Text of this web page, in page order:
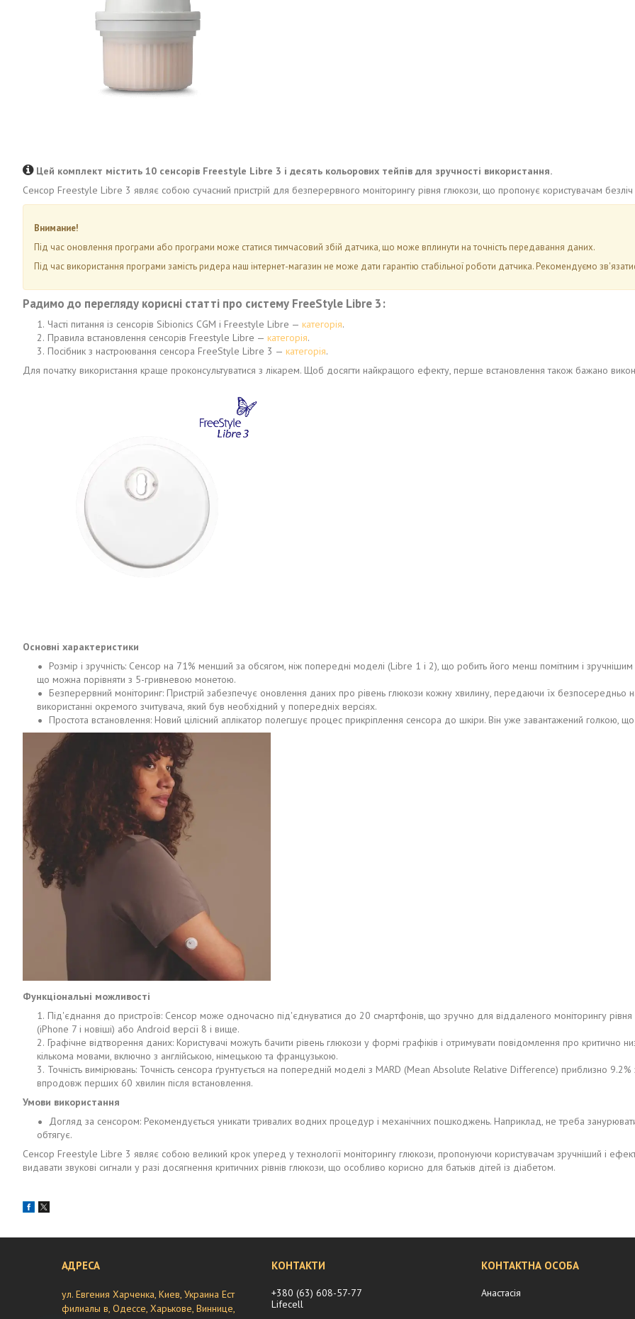
Цей комплект містить 10 сенсорів Freestyle Libre 3 і десять кольорових тейпів для зручності використання.
Сенсор Freestyle Libre 3 являє собою сучасний пристрій для безперервного моніторингу рівня глюкози, що пропонує користувачам
Внимание!
Під час оновлення програми або програми може статися тимчасовий збій датчика, що може вплинути на точність передавання даних.
Під час використання програми замість ридера наш інтернет-магазин не може дати гарантію стабільної роботи датчика. Рекомендуємо
Радимо до перегляду корисні статті про систему FreeStyle Libre 3:
Часті питання із сенсорів Sibionics CGM і Freestyle Libre — категорія.
Правила встановлення сенсорів Freestyle Libre — категорія.
Посібник з настроювання сенсора FreeStyle Libre 3 — категорія.
Для початку використання краще проконсультуватися з лікарем. Щоб досягти найкращого ефекту, перше встановлення також бажано
Основні характеристики
Розмір і зручність: Сенсор на 71% менший за обсягом, ніж попередні моделі (Libre 1 і 2), що робить його менш помітним і
що можна порівняти з 5-гривневою монетою.
Безперервний моніторинг: Пристрій забезпечує оновлення даних про рівень глюкози кожну хвилину, передаючи їх
використанні окремого зчитувача, який був необхідний у попередніх версіях.
Простота встановлення: Новий цілісний аплікатор полегшує процес прикріплення сенсора до шкіри. Він уже завантажений голкою,
Функціональні можливості
Під'єднання до пристроїв: Сенсор може одночасно під'єднуватися до 20 смартфонів, що зручно для віддаленого моніторингу
(iPhone 7 і новіші) або Android версії 8 і вище.
Графічне відтворення даних: Користувачі можуть бачити рівень глюкози у формі графіків і отримувати повідомлення про критично
кількома мовами, включно з англійською, німецькою та французькою.
Точність вимірювань: Точність сенсора ґрунтується на попередній моделі з MARD (Mean Absolute Relative Difference) приблизно
впродовж перших 60 хвилин після встановлення.
Умови використання
Догляд за сенсором: Рекомендується уникати тривалих водних процедур і механічних пошкоджень. Наприклад, не треба
обтягує.
Сенсор Freestyle Libre 3 являє собою великий крок уперед у технології моніторингу глюкози, пропонуючи користувачам зручніший і
видавати звукові сигнали у разі досягнення критичних рівнів глюкози, що особливо корисно для батьків дітей із діабетом.
ул. Евгения Харченка, Киев, Украина Ест
филиалы в, Одессе, Харькове, Виннице,
+380 (63) 608-57-77
Lifecell
Анастасія